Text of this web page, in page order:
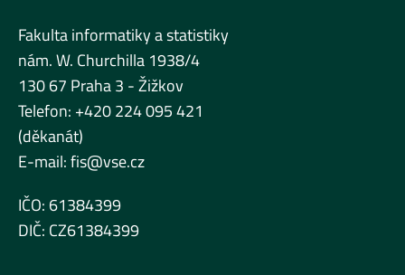
Fakulta informatiky a statistiky
nám. W. Churchilla 1938/4
130 67 Praha 3 - Žižkov
Telefon: +420 224 095 421
(děkanát)
E-mail:fis@vse.cz
IČO: 61384399
DIČ: CZ61384399